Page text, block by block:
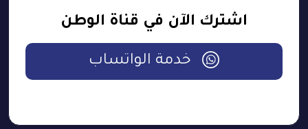
اشترك الآن في قناة الوطن
خدمة الواتساب